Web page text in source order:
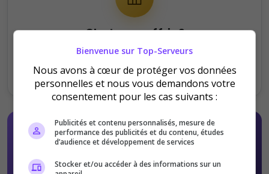
C'est pour offrir ?
Bienvenue sur Top-Serveurs
Nous avons à cœur de protéger vos données
personnelles et nous vous demandons votre
consentement pour les cas suivants :
Publicités et contenu personnalisés, mesure de
performance des publicités et du contenu, études
d’audience et développement de services
Stocker et/ou accéder à des informations sur un